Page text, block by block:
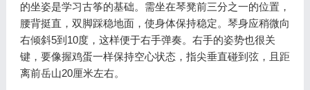
的坐姿是学习古筝的基础。需坐在琴凳前三分之一的位置，
腰背挺直，双脚踩稳地面，使身体保持稳定。琴身应稍微向
右倾斜5到10度，这样便于右手弹奏。右手的姿势也很关
键，要像握鸡蛋一样保持空心状态，指尖垂直碰到弦，且距
离前岳山20厘米左右。